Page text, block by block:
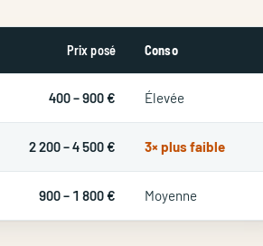
Prix posé Conso
400 – 900 € Élevée
2 200 – 4 500 € 3× plus faible
900 – 1 800 € Moyenne